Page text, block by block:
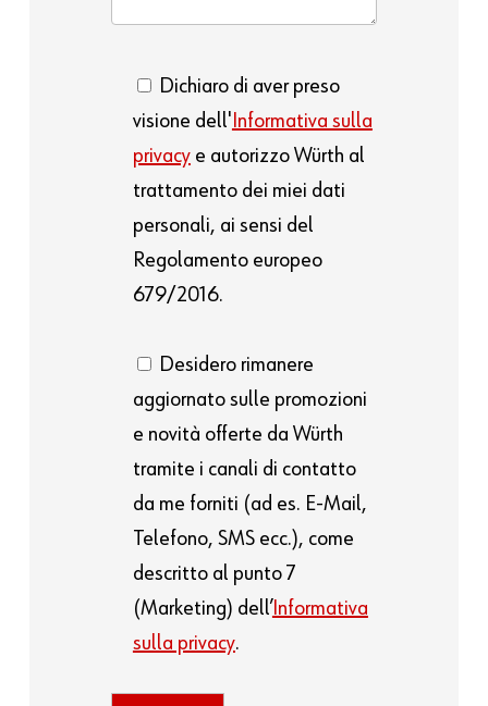
Dichiaro di aver preso
visione dell' Informativa sulla
privacye autorizzo Würth al
trattamento dei miei dati
personali, ai sensi del
Regolamento europeo
679/2016.
Desidero rimanere
aggiornato sulle promozioni
e novità offerte da Würth
tramite i canali di contatto
da me forniti (ad es. E-Mail,
Telefono, SMS ecc.), come
descritto al punto 7
(Marketing) dell’Informativa
sulla privacy.